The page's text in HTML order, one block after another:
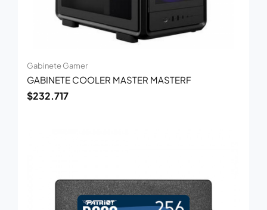
Gabinete Gamer
GABINETE COOLER MASTER MASTERF
$232.717